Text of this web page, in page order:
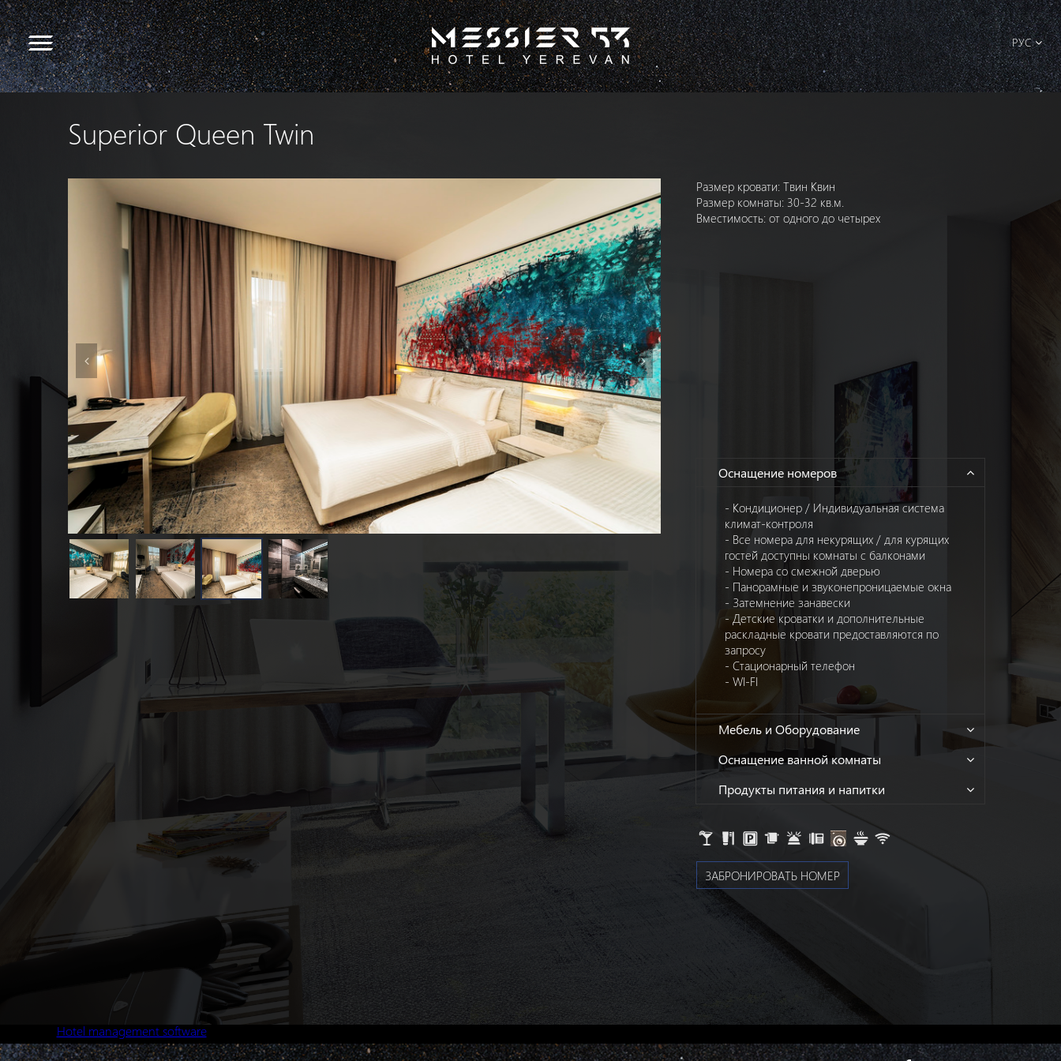
РУС
Superior Queen Twin
Размер кровати: Твин Квин
Размер комнаты: 30-32 кв.м.
Вместимость: от одного до четырех
Оснащение номеров
- Кондиционер / Индивидуальная система
климат-контроля
- Все номера для некурящих / для курящих
гостей доступны комнаты с балконами
- Номера со смежной дверью
- Панорамные и звуконепроницаемые окна
- Затемнение занавески
- Детские кроватки и дополнительные
раскладные кровати предоставляются по
запросу
- Стационарный телефон
- WI-FI
Мебель и Оборудование
Оснащение ванной комнаты
Продукты питания и напитки
ЗАБРОНИРОВАТЬ НОМЕР
Hotel management software